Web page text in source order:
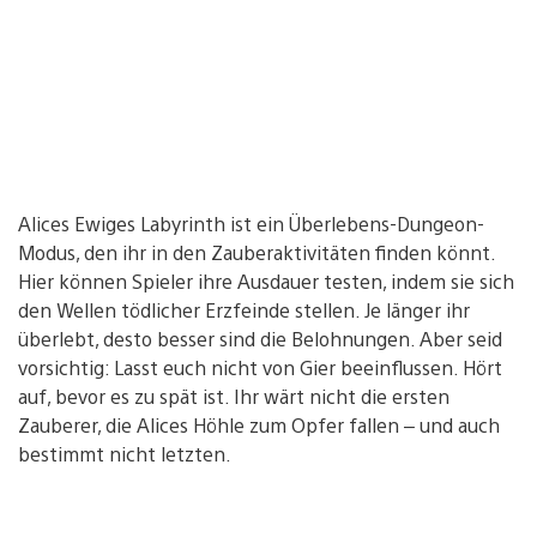
Alices Ewiges Labyrinth ist ein Überlebens-Dungeon-
Modus, den ihr in den Zauberaktivitäten finden könnt.
Hier können Spieler ihre Ausdauer testen, indem sie sich
den Wellen tödlicher Erzfeinde stellen. Je länger ihr
überlebt, desto besser sind die Belohnungen. Aber seid
vorsichtig: Lasst euch nicht von Gier beeinflussen. Hört
auf, bevor es zu spät ist. Ihr wärt nicht die ersten
Zauberer, die Alices Höhle zum Opfer fallen – und auch
bestimmt nicht letzten.